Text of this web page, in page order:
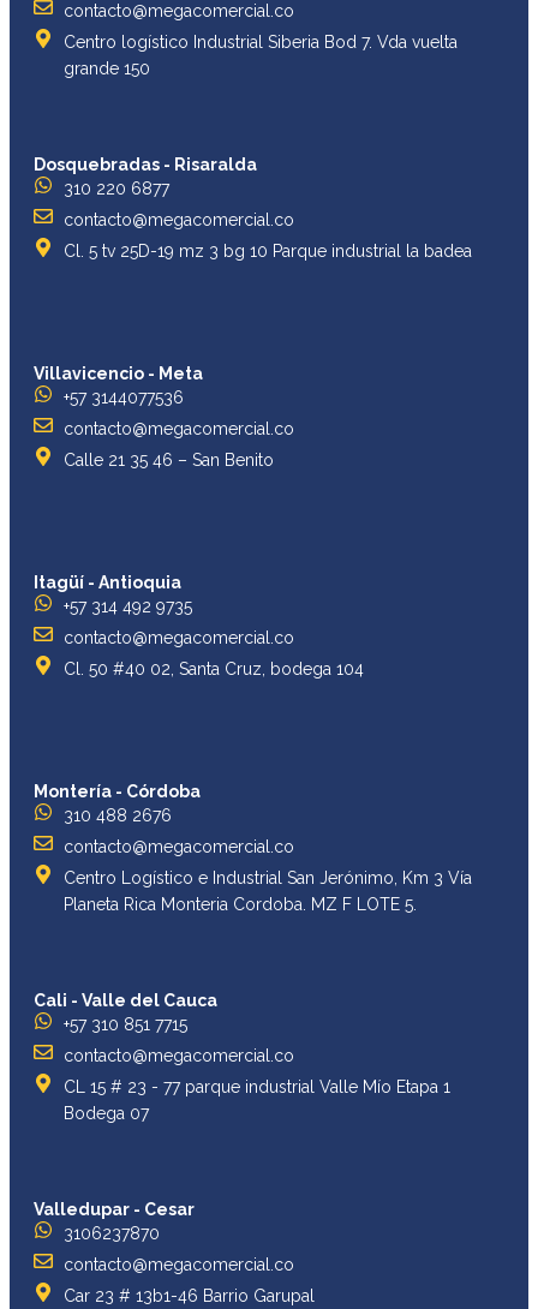
contacto@megacomercial.co
Centro logístico Industrial Siberia Bod 7. Vda vuelta
grande 150
Dosquebradas - Risaralda
310 220 6877
contacto@megacomercial.co
Cl. 5 tv 25D-19 mz 3 bg 10 Parque industrial la badea
Villavicencio - Meta
+57 3144077536
contacto@megacomercial.co
Calle 21 35 46 – San Benito
Itagüí - Antioquia
+57 314 492 9735
contacto@megacomercial.co
Cl. 50 #40 02, Santa Cruz, bodega 104
Montería - Córdoba
310 488 2676
contacto@megacomercial.co
Centro Logístico e Industrial San Jerónimo, Km 3 Vía
Planeta Rica Monteria Cordoba. MZ F LOTE 5.
Cali - Valle del Cauca
+57 310 851 7715
contacto@megacomercial.co
CL 15 # 23 - 77 parque industrial Valle Mío Etapa 1
Bodega 07
Valledupar - Cesar
3106237870
contacto@megacomercial.co
Car 23 # 13b1-46 Barrio Garupal